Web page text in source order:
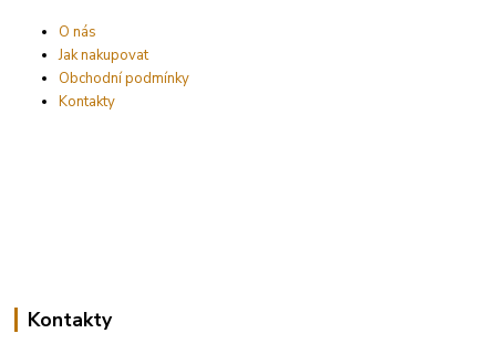
O nás
Jak nakupovat
Obchodní podmínky
Kontakty
Kontakty